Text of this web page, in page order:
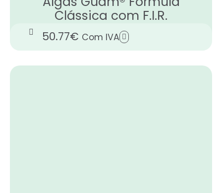
Clássica com F.I.R.
50.77€ Com IVA